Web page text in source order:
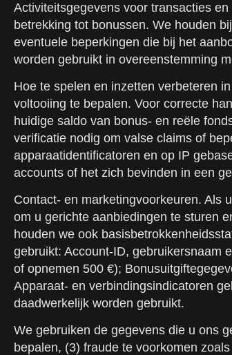
Activiteitsgegevens voor transacties
betrekking tot bonussen. We houden
eventuele beperkingen die bij het
worden gebruikt in overeenstemming
Hoe te spelen en inzetten verbeteren
voltooiing te bepalen. Voor correcte
huidige saldo van bonus- en reële
verificatie nodig om valse claims of
apparaatidentificatoren en op IP
accounts of het zich bevinden in een
Contact- en marketingvoorkeuren. Als
om u gerichte aanbiedingen te sturen
houden we ook
gebruikt: Account-ID, gebruikersnaam
of opnemen 500 €);
Apparaat- en verbindingsindicatoren
daadwerkelijk worden gebruikt.
We gebruiken de gegevens die u ons
bepalen, (3) fraude te voorkomen